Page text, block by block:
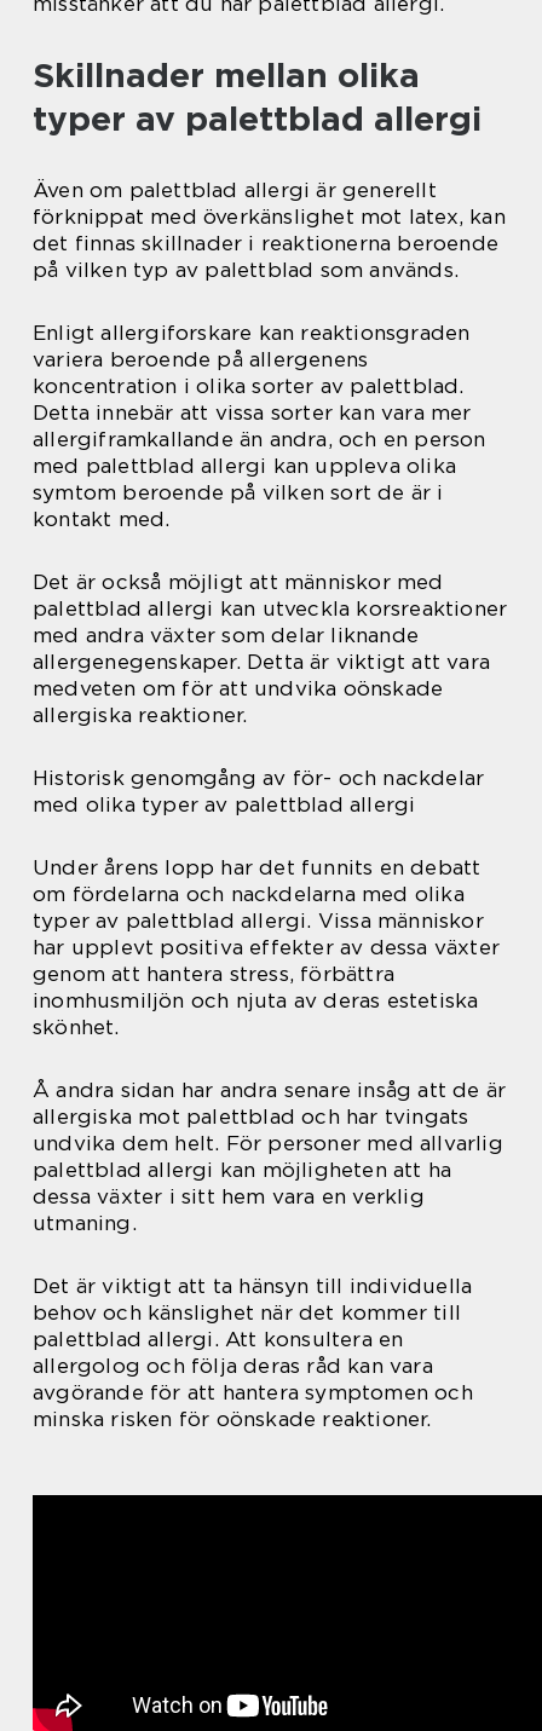
Skillnader mellan olika
typer av palettblad allergi
Även om palettblad allergi är generellt
förknippat med överkänslighet mot latex, kan
det finnas skillnader i reaktionerna beroende
på vilken typ av palettblad som används.
Enligt allergiforskare kan reaktionsgraden
variera beroende på allergenens
koncentration i olika sorter av palettblad.
Detta innebär att vissa sorter kan vara mer
allergiframkallande än andra, och en person
med palettblad allergi kan uppleva olika
symtom beroende på vilken sort de är i
kontakt med.
Det är också möjligt att människor med
palettblad allergi kan utveckla korsreaktioner
med andra växter som delar liknande
allergenegenskaper. Detta är viktigt att vara
medveten om för att undvika oönskade
allergiska reaktioner.
Historisk genomgång av för- och nackdelar
med olika typer av palettblad allergi
Under årens lopp har det funnits en debatt
om fördelarna och nackdelarna med olika
typer av palettblad allergi. Vissa människor
har upplevt positiva effekter av dessa växter
genom att hantera stress, förbättra
inomhusmiljön och njuta av deras estetiska
skönhet.
Å andra sidan har andra senare insåg att de är
allergiska mot palettblad och har tvingats
undvika dem helt. För personer med allvarlig
palettblad allergi kan möjligheten att ha
dessa växter i sitt hem vara en verklig
utmaning.
Det är viktigt att ta hänsyn till individuella
behov och känslighet när det kommer till
palettblad allergi. Att konsultera en
allergolog och följa deras råd kan vara
avgörande för att hantera symptomen och
minska risken för oönskade reaktioner.